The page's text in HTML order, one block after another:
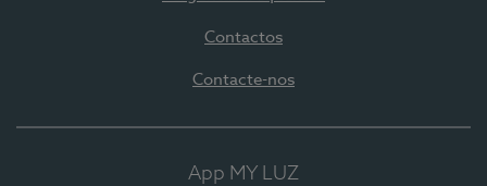
Contactos
Contacte-nos
App MY LUZ